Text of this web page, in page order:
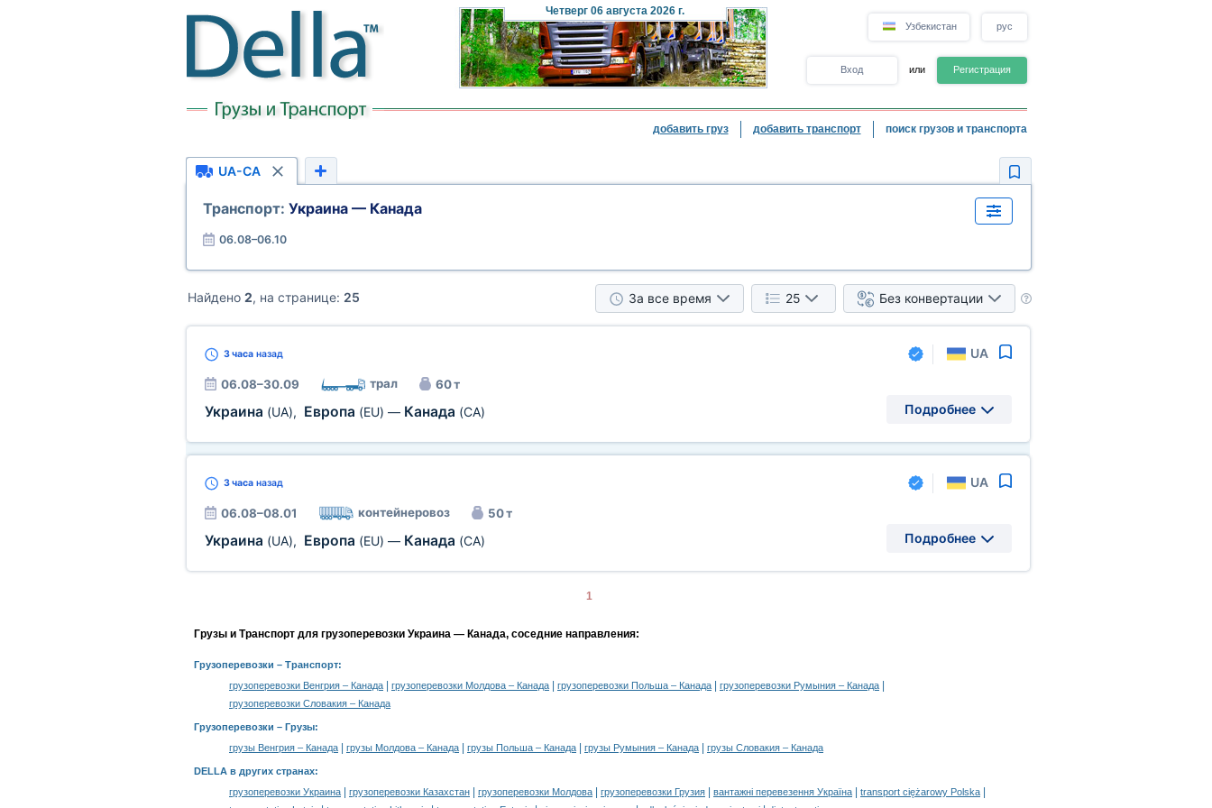
Четверг 06 августа 2026 г.
Узбекистан рус
Вход или Регистрация
добавить груз добавить транспорт поиск грузов и транспорта
UA-CA
Транспорт: Украина — Канада
06.08–06.10
Найдено 2, на странице: 25 За все время 25 Без конвертации
3 часаназад UA
06.08–30.09 трал 60 т
Украина (UA), Европа (EU) — Канада (CA) Подробнее
3 часаназад UA
06.08–08.01 контейнеровоз 50 т
Украина (UA), Европа (EU) — Канада (CA) Подробнее
1
Грузы и Транспорт для грузоперевозки Украина — Канада, соседние направления:
Грузоперевозки – Транспорт:
грузоперевозки Венгрия – Канада
грузоперевозки Молдова – Канада грузоперевозки Польша – Канада грузоперевозки Румыния – Канада
грузоперевозки Словакия – Канада
Грузоперевозки – Грузы:
грузы Венгрия – Канада
грузы Молдова – Канада грузы Польша – Канада грузы Румыния – Канада грузы Словакия – Канада
DELLA в других странах:
грузоперевозки Украина
грузоперевозки Казахстан грузоперевозки Молдова грузоперевозки Грузия вантажні перевезення Україна transport ciężarowy Polska